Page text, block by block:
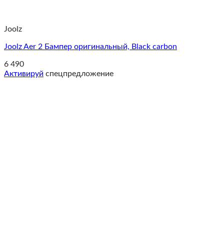
Joolz
Joolz Aer 2 Бампер оригинальный, Black carbon
6 490
Активируй спецпредложение